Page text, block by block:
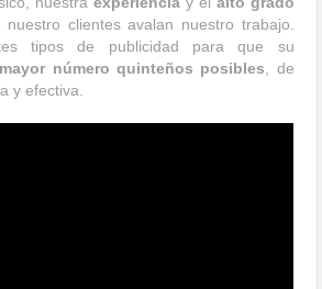
nuestro clientes avalan nuestro trabajo.
tipos de publicidad para que su
número quinteños posibles , de
y efectiva.